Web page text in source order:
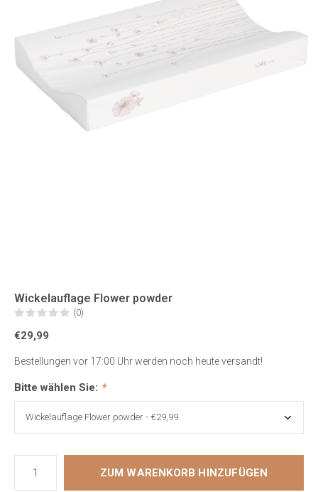
Wickelauflage Flower powder
(0)
€29,99
Bestellungen vor 17:00 Uhr werden noch heute versandt!
Bitte wählen Sie: *
ZUM WARENKORB HINZUFÜGEN